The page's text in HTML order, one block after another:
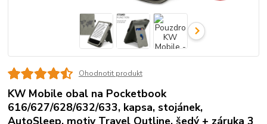
Ohodnotit produkt
KW Mobile obal na Pocketbook
616/627/628/632/633, kapsa, stojánek,
AutoSleep, motiv Travel Outline, šedý + záruka 3